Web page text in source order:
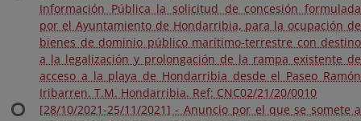
Información Pública la solicitud de concesión formulada
por el Ayuntamiento de Hondarribia, para la ocupación de
bienes de dominio público marítimo-terrestre con destino
a la legalización y prolongación de la rampa existente de
acceso a la playa de Hondarribia desde el Paseo Ramón
Iribarren. T.M. Hondarribia. Ref: CNC02/21/20/0010
[28/10/2021-25/11/2021] - Anuncio por el que se somete a